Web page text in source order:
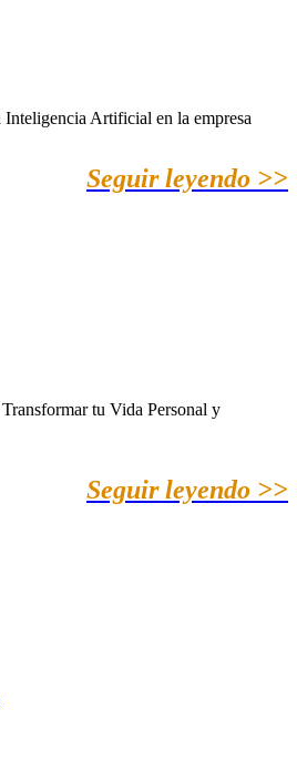
Artificial en la empresa
Seguir leyendo >>
tu Vida Personal y
Seguir leyendo >>